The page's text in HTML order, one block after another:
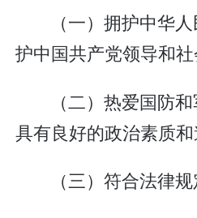
（一）拥护中华
护中国共产党领导和社
（二）热爱国防
具有良好的政治素质和
（三）符合法律